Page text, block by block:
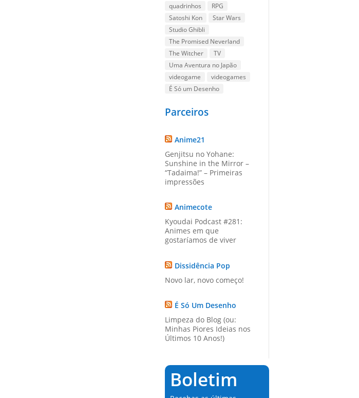
quadrinhos
RPG
Satoshi Kon
Star Wars
Studio Ghibli
The Promised Neverland
The Witcher
TV
Uma Aventura no Japão
videogame
videogames
É Só um Desenho
Parceiros
Anime21
Genjitsu no Yohane:
Sunshine in the Mirror –
“Tadaima!” – Primeiras
impressões
Animecote
Kyoudai Podcast #281:
Animes em que
gostaríamos de viver
Dissidência Pop
Novo lar, novo começo!
É Só Um Desenho
Limpeza do Blog (ou:
Minhas Piores Ideias nos
Últimos 10 Anos!)
Boletim